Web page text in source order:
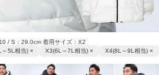
/ S：29.0cm 着用サイズ：X2
～5L相当) × X3(6L～7L相当) × X4(8L～9L相当) ×